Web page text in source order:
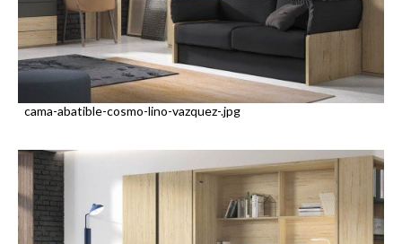
cama-abatible-cosmo-lino-vazquez-.jpg